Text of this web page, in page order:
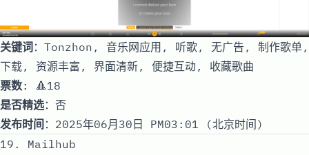
关键词：Tonzhon, 音乐网应用, 听歌, 无广告, 制作歌单,
下载, 资源丰富, 界面清新, 便捷互动, 收藏歌曲
票数: 🔺18
是否精选：否
发布时间 ：2025年06月30日 PM03:01 (北京时间)
19. Mailhub